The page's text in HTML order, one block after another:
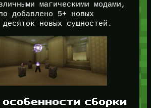
магическими модами,
добавлено 5+ новых
новых сущностей.
сборки